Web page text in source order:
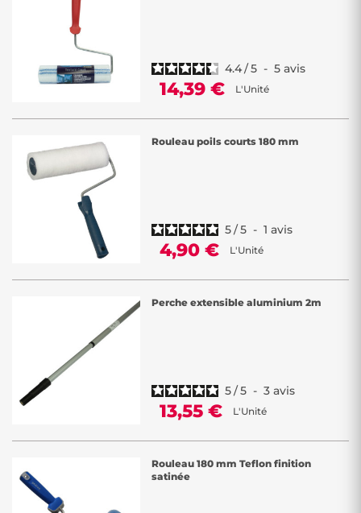
4.4/5 - 5 avis
14,39 € L'Unité
Rouleau poils courts 180 mm
5/5 - 1 avis
4,90 € L'Unité
Perche extensible aluminium 2m
5/5 - 3 avis
13,55 € L'Unité
Rouleau 180 mm Teflon finition
satinée